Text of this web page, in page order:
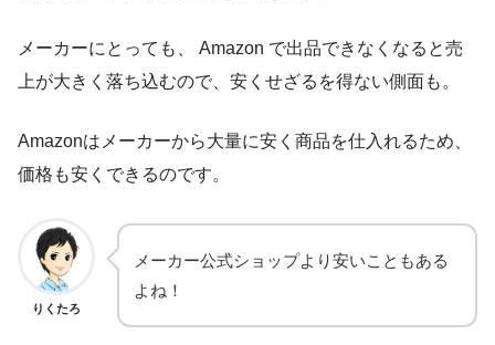
メーカーにとっても、 Amazon で出品できなくなると売
上が大きく落ち込むので、安くせざるを得ない側面も。
Amazonはメーカーから大量に安く商品を仕入れるため、
価格も安くできるのです。
りくたろ
メーカー公式ショップより安いこともある
よね！